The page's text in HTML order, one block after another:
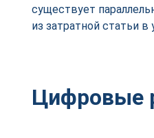
существует
из затратной статьи в
Цифровые